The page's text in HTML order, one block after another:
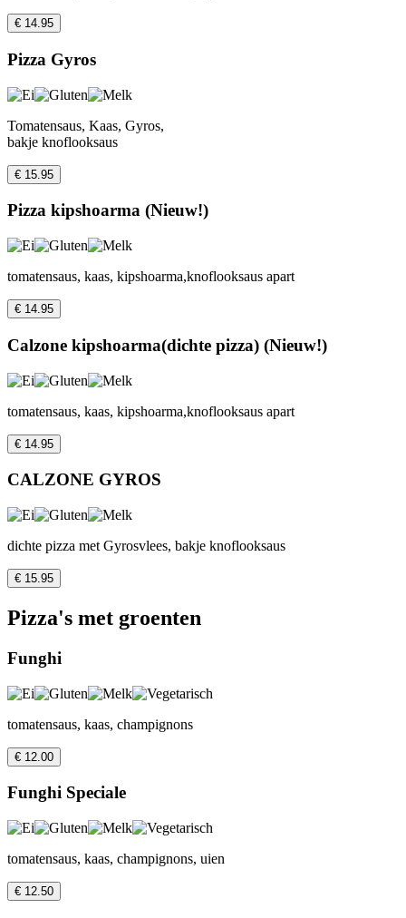
€ 14.95
Pizza Gyros
Tomatensaus, Kaas, Gyros,
bakje knoflooksaus
€ 15.95
Pizza kipshoarma (Nieuw!)
tomatensaus, kaas, kipshoarma,knoflooksaus apart
€ 14.95
Calzone kipshoarma(dichte pizza) (Nieuw!)
tomatensaus, kaas, kipshoarma,knoflooksaus apart
€ 14.95
CALZONE GYROS
dichte pizza met Gyrosvlees, bakje knoflooksaus
€ 15.95
Pizza's met groenten
Funghi
tomatensaus, kaas, champignons
€ 12.00
Funghi Speciale
tomatensaus, kaas, champignons, uien
€ 12.50